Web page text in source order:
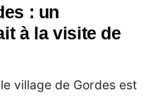
: un
à la visite de
village de Gordes est